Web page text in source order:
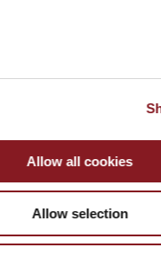
Allow all cookies
Allow selection
manuali
Recessi